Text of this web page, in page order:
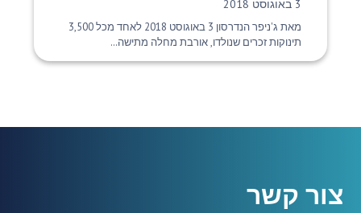
תאריך פרסום:
3 באוגוסט 2018
מאת ג'ניפר הנדרסון 3 באוגוסט 2018 לאחד מכל 3,500
תינוקות זכרים שנולדו, אורבת מחלה מתישה...
צור קשר